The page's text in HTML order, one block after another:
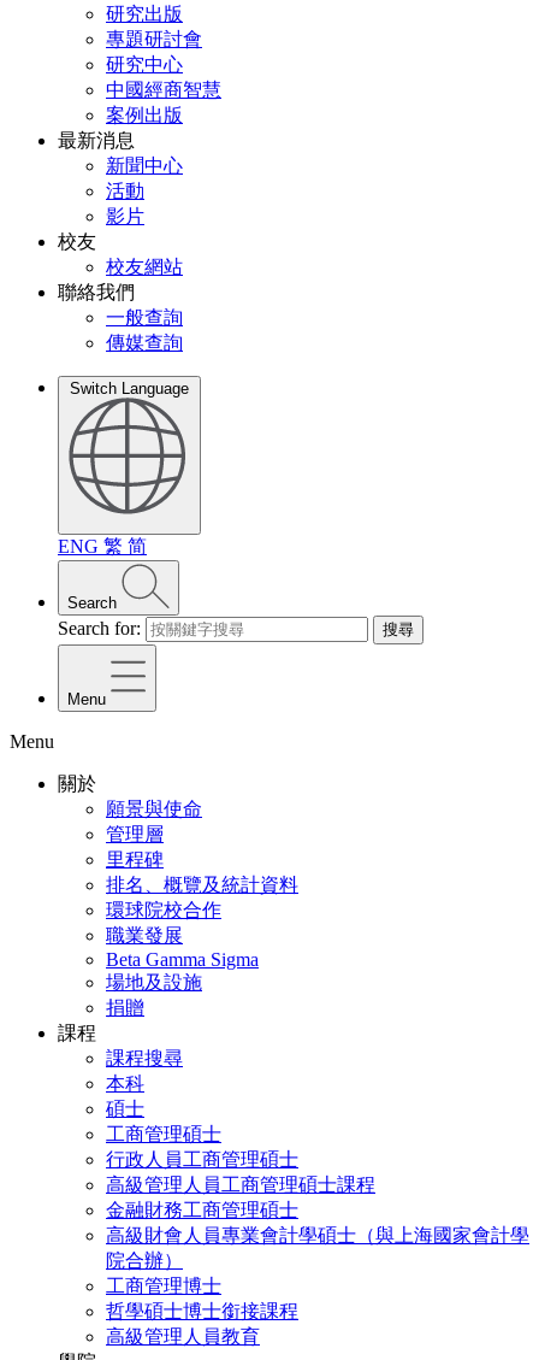
研究出版
專題研討會
研究中心
中國經商智慧
案例出版
最新消息
新聞中心
活動
影片
校友
校友網站
聯絡我們
一般查詢
傳媒查詢
Switch Language
ENG 繁 简
Search
Search for: 搜尋
Menu
Menu
關於
願景與使命
管理層
里程碑
排名、概覽及統計資料
環球院校合作
職業發展
Beta Gamma Sigma
場地及設施
捐贈
課程
課程搜尋
本科
碩士
工商管理碩士
行政人員工商管理碩士
高級管理人員工商管理碩士課程
金融財務工商管理碩士
高級財會人員專業會計學碩士（與上海國家會計學
院合辦）
工商管理博士
哲學碩士博士銜接課程
高級管理人員教育